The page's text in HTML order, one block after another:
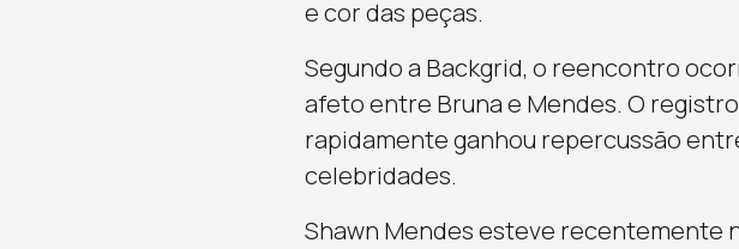
e cor das peças.
Segundo a Backgrid, o reencontro
afeto entre Bruna e Mendes. O
rapidamente ganhou repercussão
celebridades.
Shawn Mendes esteve recentemente